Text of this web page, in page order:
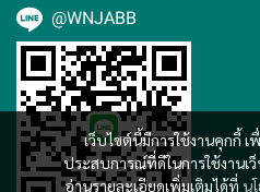
เว็บไซต์นี้มีการใช้งานคุกกี้
ประสบการณ์ที่ดีในการใช้งานเ
อ่านรายละเอียดเพิ่มเติมได้ที่ น
@WNJABB